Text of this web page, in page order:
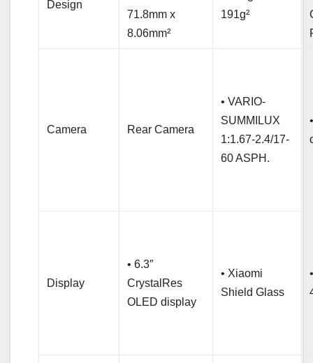
Design
71.8mm x
8.06mm²
191g²
Camera Rear Camera
• VARIO-
SUMMILUX
1:1.67-2.4/17-
60 ASPH.
Display
• 6.3″
CrystalRes
OLED display
• Xiaomi
Shield Glass